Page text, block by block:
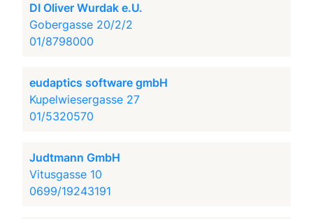
DI Oliver Wurdak e.U.
Gobergasse 20/2/2
01/8798000
eudaptics software gmbH
Kupelwiesergasse 27
01/5320570
Judtmann GmbH
Vitusgasse 10
0699/19243191